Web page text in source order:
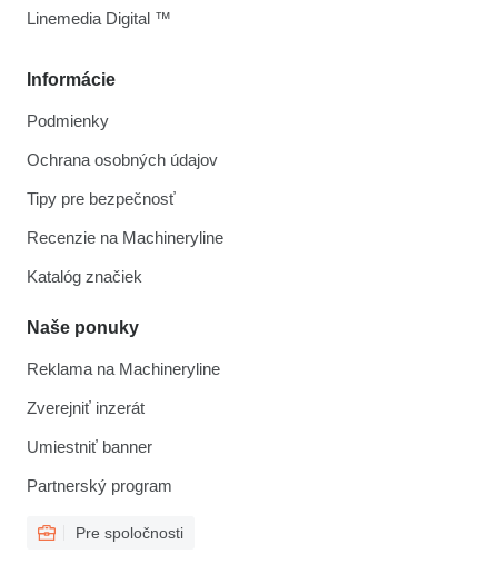
Informácie
Podmienky
Ochrana osobných údajov
Tipy pre bezpečnosť
Recenzie na Machineryline
Katalóg značiek
Naše ponuky
Reklama na Machineryline
Zverejniť inzerát
Umiestniť banner
Partnerský program
Pre spoločnosti
Linemedia Digital ™